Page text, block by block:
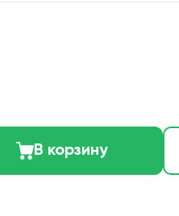
В корзину